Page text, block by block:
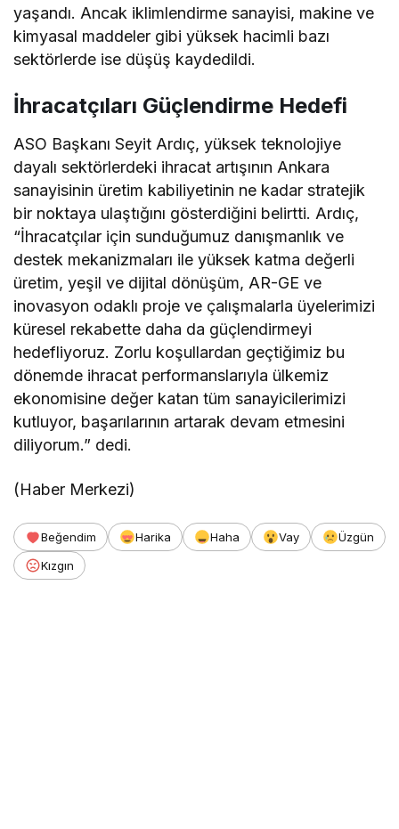
yaşandı. Ancak iklimlendirme sanayisi, makine ve
kimyasal maddeler gibi yüksek hacimli bazı
sektörlerde ise düşüş kaydedildi.
İhracatçıları Güçlendirme Hedefi
ASO Başkanı Seyit Ardıç, yüksek teknolojiye
dayalı sektörlerdeki ihracat artışının Ankara
sanayisinin üretim kabiliyetinin ne kadar stratejik
bir noktaya ulaştığını gösterdiğini belirtti. Ardıç,
“İhracatçılar için sunduğumuz danışmanlık ve
destek mekanizmaları ile yüksek katma değerli
üretim, yeşil ve dijital dönüşüm, AR-GE ve
inovasyon odaklı proje ve çalışmalarla üyelerimizi
küresel rekabette daha da güçlendirmeyi
hedefliyoruz. Zorlu koşullardan geçtiğimiz bu
dönemde ihracat performanslarıyla ülkemiz
ekonomisine değer katan tüm sanayicilerimizi
kutluyor, başarılarının artarak devam etmesini
diliyorum.” dedi.
(Haber Merkezi)
Beğendim Harika Haha Vay
Üzgün
Kızgın